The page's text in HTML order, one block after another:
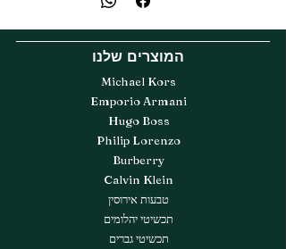
המוצרים שלנו
Michael Kors
Emporio Armani
Hugo Boss
Philip Lorenzo
Burberry
Calvin Klein
טבעות אירוסין
תכשיטי יהלומים
תכשיטי גברים